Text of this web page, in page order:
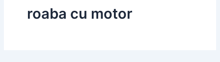
roaba cu motor